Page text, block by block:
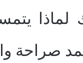
لماذا
صراحة